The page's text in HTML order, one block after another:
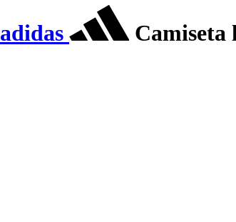
adidas Camiseta